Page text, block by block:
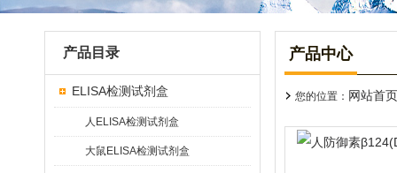
产品目录
ELISA检测试剂盒
人ELISA检测试剂盒
大鼠ELISA检测试剂盒
产品中心
您的位置： 网站首页